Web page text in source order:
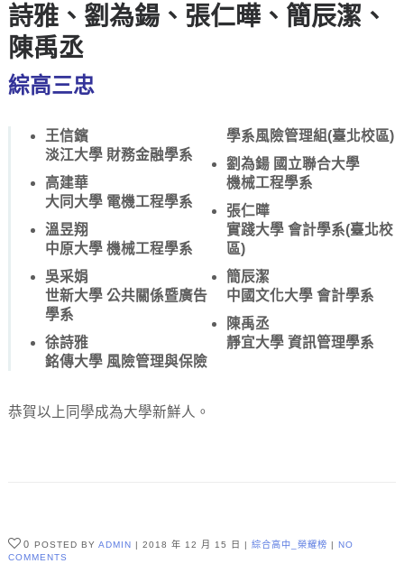
詩雅、劉為鍚、張仁曄、簡辰潔、
陳禹丞
綜高三忠
王信鑌
淡江大學 財務金融學系
高建華
大同大學 電機工程學系
溫昱翔
中原大學 機械工程學系
吳采娟
世新大學 公共關係暨廣告
學系
徐詩雅
銘傳大學 風險管理與保險
學系風險管理組(臺北校區)
劉為鍚 國立聯合大學
機械工程學系
張仁曄
實踐大學 會計學系(臺北校
區)
簡辰潔
中國文化大學 會計學系
陳禹丞
靜宜大學 資訊管理學系
恭賀以上同學成為大學新鮮人。
0 POSTED BY ADMIN 2018 年 12 月 15 日 綜合高中_榮耀榜
NO
COMMENTS